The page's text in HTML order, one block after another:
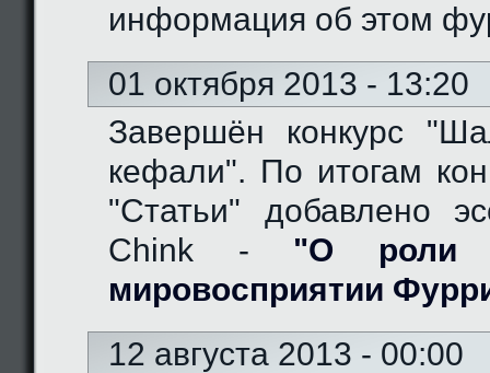
информация об этом
01 октября 2013 - 13:20
Завершён конкурс
кефали". По итогам
"Статьи" добавлено
Chink - "О роли
мировосприятии
12 августа 2013 - 00:00